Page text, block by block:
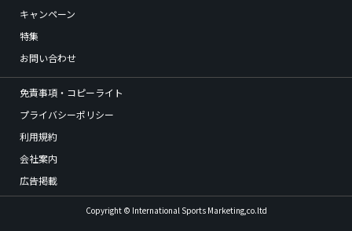
キャンペーン
特集
お問い合わせ
免責事項・コピーライト
プライバシーポリシー
利用規約
会社案内
広告掲載
Copyright © International Sports Marketing,co.ltd